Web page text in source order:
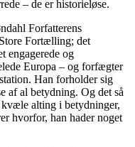
– de er historieløse.
Forfatterens
Fortælling; det
engagerede og
Europa – og forfægter
Han forholder sig
af al betydning. Og det så
kvæle alting i betydninger,
hvorfor, han hader noget